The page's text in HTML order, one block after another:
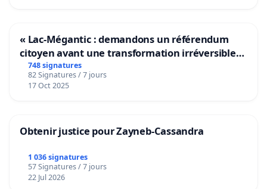
« Lac-Mégantic : demandons un référendum
citoyen avant une transformation irréversible
de notre territoire »
748 signatures
82 Signatures / 7 jours
17 Oct 2025
Obtenir justice pour Zayneb-Cassandra
1 036 signatures
57 Signatures / 7 jours
22 Jul 2026